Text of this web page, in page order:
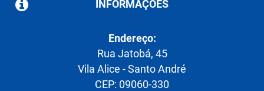
INFORMAÇÕES
Endereço:
Rua Jatobá, 45
Vila Alice - Santo André
CEP: 09060-330